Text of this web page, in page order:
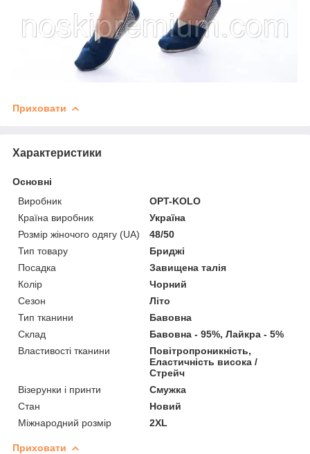
Приховати
Характеристики
Основні
Виробник
OPT-KOLO
Країна виробник
Україна
Розмір жіночого одягу (UA)
48/50
Тип товару
Бриджі
Посадка
Завищена талія
Колір
Чорний
Сезон
Літо
Тип тканини
Бавовна
Склад
Бавовна - 95%, Лайкра - 5%
Властивості тканини
Повітропроникність,
Еластичність висока /
Стрейч
Візерунки і принти
Смужка
Стан
Новий
Міжнародний розмір
2XL
Приховати